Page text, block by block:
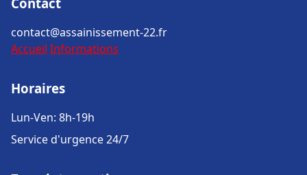
contact@assainissement-22.fr
Accueil Informations
Horaires
Lun-Ven: 8h-19h
Service d'urgence 24/7